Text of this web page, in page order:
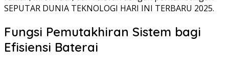
SEPUTAR DUNIA TEKNOLOGI HARI INI TERBARU 2025.
Fungsi Pemutakhiran Sistem bagi
Efisiensi Baterai